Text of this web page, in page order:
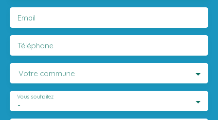
Email
Téléphone
Votre commune
-
Vous souhaitez